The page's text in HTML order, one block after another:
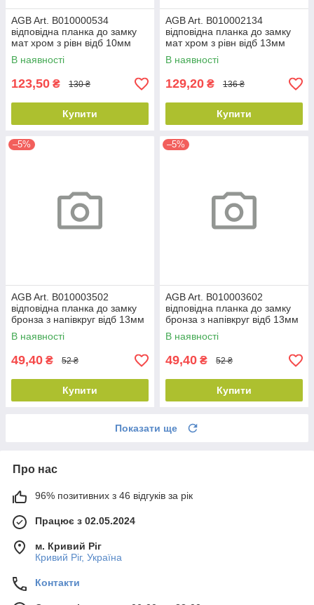
AGB Art. B010000534
відповідна планка до замку
мат хром з рівн відб 10мм
В наявності
123,50 ₴ 130 ₴
Купити
AGB Art. B010002134
відповідна планка до замку
мат хром з рівн відб 13мм
В наявності
129,20 ₴ 136 ₴
Купити
–5%
AGB Art. B010003502
відповідна планка до замку
бронза з напівкруг відб 13мм
пр DX
В наявності
49,40 ₴ 52 ₴
Купити
–5%
AGB Art. B010003602
відповідна планка до замку
бронза з напівкруг відб 13мм
лів SX
В наявності
49,40 ₴ 52 ₴
Купити
Показати ще
Про нас
96% позитивних з 46 відгуків за рік
Працює з 02.05.2024
м. Кривий Ріг
Кривий Ріг, Україна
Контакти